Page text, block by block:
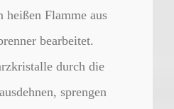
heißen Flamme aus
bearbeitet.
durch die
sprengen